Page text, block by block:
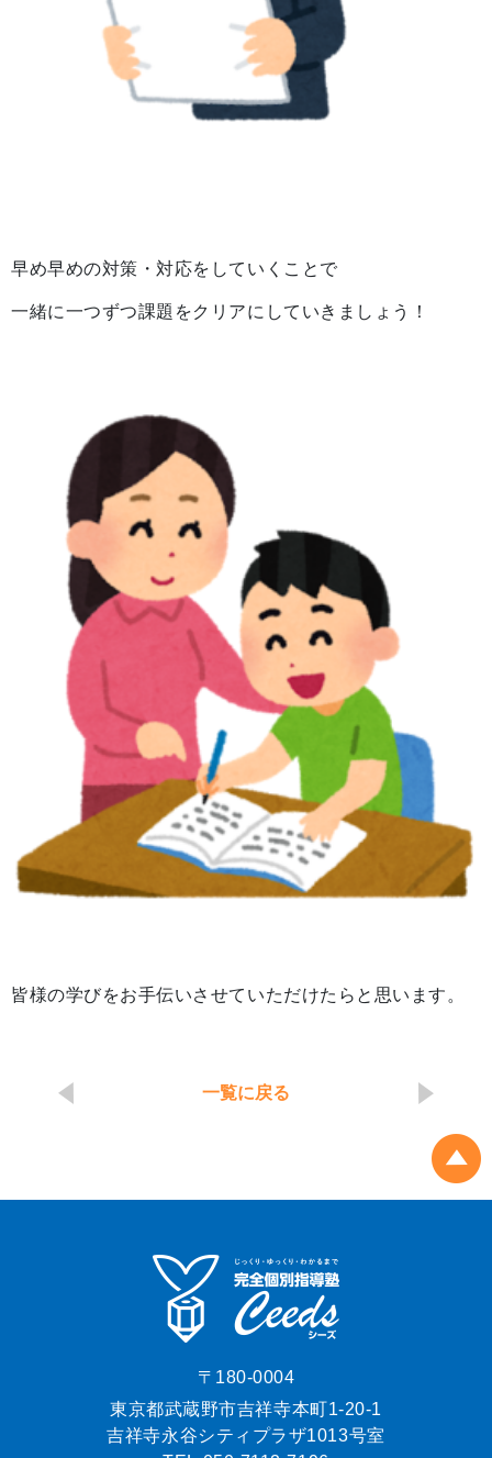
早め早めの対策・対応をしていくことで
一緒に一つずつ課題をクリアにしていきましょう！
皆様の学びをお手伝いさせていただけたらと思います。
一覧に戻る
〒180-0004
東京都武蔵野市吉祥寺本町1-20-1
吉祥寺永谷シティプラザ1013号室